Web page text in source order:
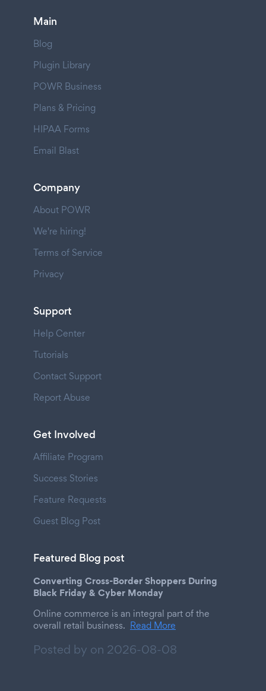
Main
Blog
Plugin Library
POWR Business
Plans & Pricing
HIPAA Forms
Email Blast
Company
About POWR
We're hiring!
Terms of Service
Privacy
Support
Help Center
Tutorials
Contact Support
Report Abuse
Get Involved
Affiliate Program
Success Stories
Feature Requests
Guest Blog Post
Featured Blog post
Converting Cross-Border Shoppers During
Black Friday & Cyber Monday
Online commerce is an integral part of the
overall retail business. Read More
Posted by on 2026-08-08